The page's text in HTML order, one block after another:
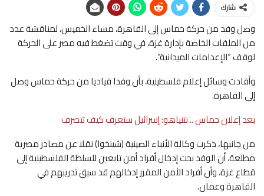
شارك
وصل وفد من حركة حماس إلى القاهرة، مساء الخميس، لمناقشة عدد
من الملفات الخاصة بإدارة غزة، في وقت تضغط فيه مصر على الحركة
لوقف “الإعدامات الميدانية”.
وأفادت وسائل إعلام فلسطينية، بأن وفدا قياديا من حركة حماس وصل
إلى القاهرة.
بعد إعلان حماس .. نتنياهو: إسرائيل ستعرف كيف تتصرف
من جانبها، ذكرت وكالة الأنباء الصينية (شينخوا) نقلا عن مصادر مصرية
مطلعة، أن الوفد بحث إدخال أفراد أمن تابعين للسلطة الفلسطينية إلى
قطاع غزة، وأن أفراد الأمن المقرر إدخالهم قد سبق تدريبهم في
القاهرة وعمان.